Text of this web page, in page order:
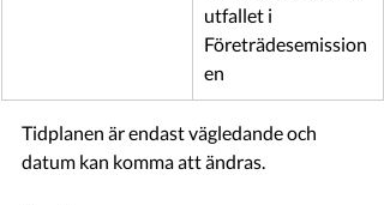
utfallet i
Företrädesemission
en
Tidplanen är endast vägledande och
datum kan komma att ändras.